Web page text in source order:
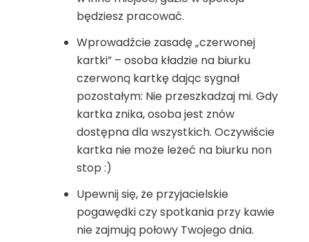
będziesz pracować.
Wprowadźcie zasadę „czerwonej
kartki” – osoba kładzie na biurku
czerwoną kartkę dając sygnał
pozostałym: Nie przeszkadzaj mi. Gdy
kartka znika, osoba jest znów
dostępna dla wszystkich. Oczywiście
kartka nie może leżeć na biurku non
stop :)
Upewnij się, że przyjacielskie
pogawędki czy spotkania przy kawie
nie zajmują połowy Twojego dnia.